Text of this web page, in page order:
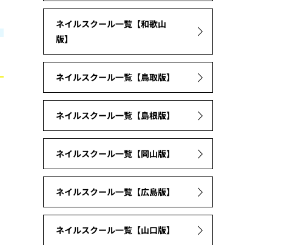
ネイルスクール一覧【和歌山
版】
ネイルスクール一覧【鳥取版】
ネイルスクール一覧【島根版】
ネイルスクール一覧【岡山版】
ネイルスクール一覧【広島版】
ネイルスクール一覧【山口版】